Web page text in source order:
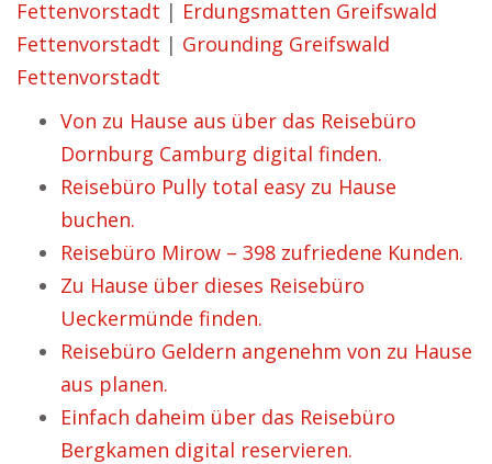
Fettenvorstadt | Erdungsmatten Greifswald
Fettenvorstadt | Grounding Greifswald
Fettenvorstadt
Von zu Hause aus über das Reisebüro
Dornburg Camburg digital finden.
Reisebüro Pully total easy zu Hause
buchen.
Reisebüro Mirow – 398 zufriedene Kunden.
Zu Hause über dieses Reisebüro
Ueckermünde finden.
Reisebüro Geldern angenehm von zu Hause
aus planen.
Einfach daheim über das Reisebüro
Bergkamen digital reservieren.